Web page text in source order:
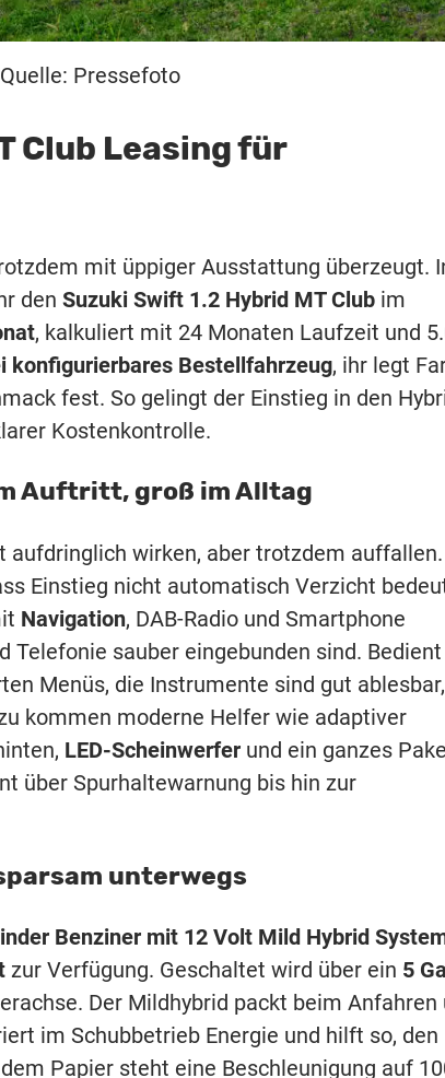
Pressefoto
Club Leasing für
mit üppiger Ausstattung überzeugt.
den Suzuki Swift 1.2 Hybrid MT Club im
, kalkuliert mit 24 Monaten Laufzeit und
konfigurierbares Bestellfahrzeug, ihr legt
fest. So gelingt der Einstieg in den
Kostenkontrolle.
Auftritt, groß im Alltag
aufdringlich wirken, aber trotzdem auffallen.
Einstieg nicht automatisch Verzicht
Navigation, DAB-Radio und Smartphone
Telefonie sauber eingebunden sind. Bedient
Menüs, die Instrumente sind gut ablesbar,
kommen moderne Helfer wie adaptiver
LED-Scheinwerfer und ein ganzes
über Spurhaltewarnung bis hin zur
unterwegs
Benziner mit 12 Volt Mild Hybrid
zur Verfügung. Geschaltet wird über ein 5
Der Mildhybrid packt beim Anfahren
im Schubbetrieb Energie und hilft so, den
Papier steht eine Beschleunigung auf